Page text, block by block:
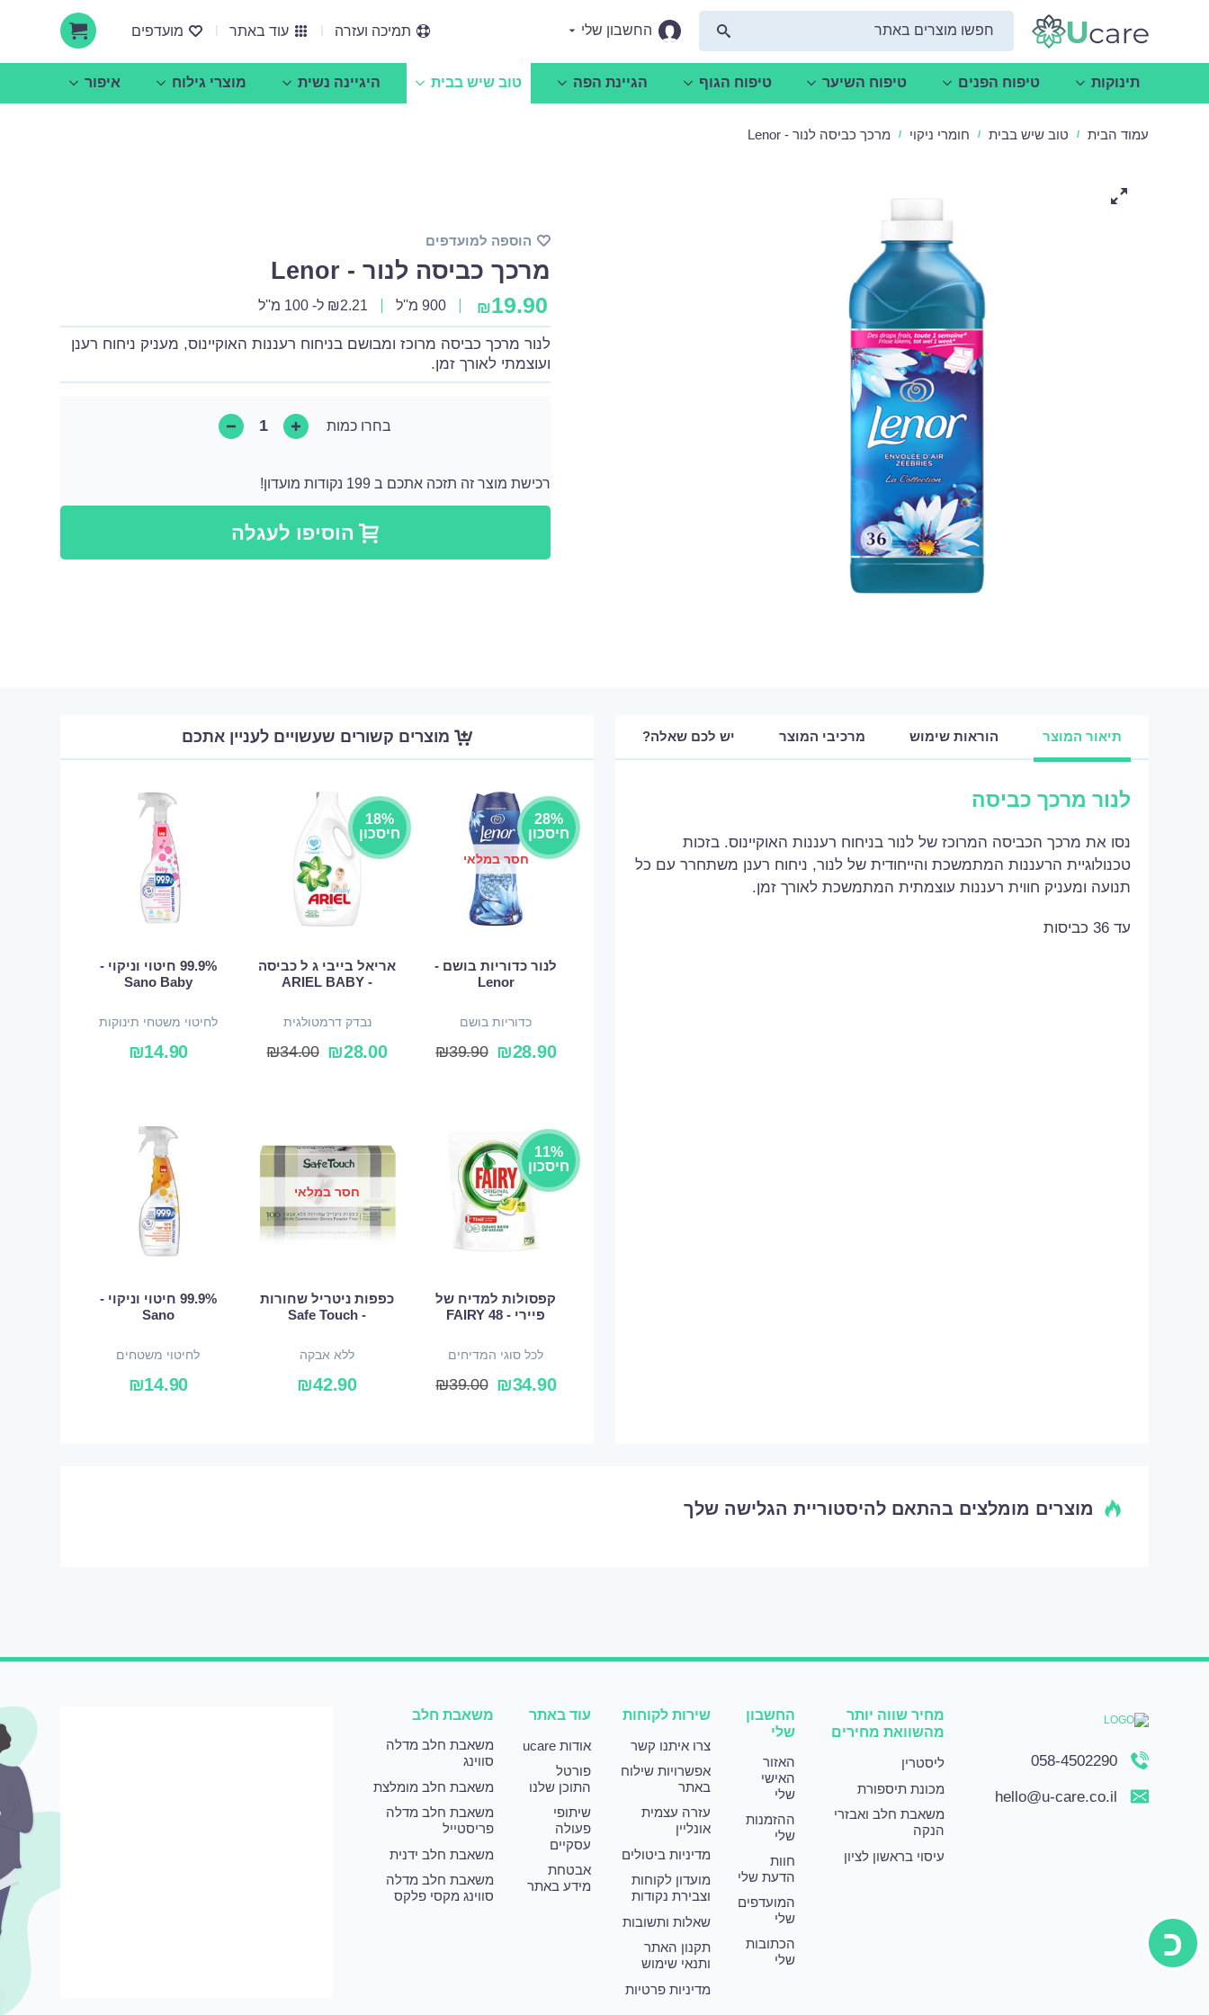
החשבון שלי תמיכה ועזרה עוד באתר מועדפים
תינוקות טיפוח הפנים טיפוח השיער טיפוח הגוף הגיינת הפה טוב שיש בבית היגיינה נשית מוצרי גילוח איפור
עמוד הבית / טוב שיש בבית / חומרי ניקוי / מרכך כביסה לנור - Lenor
הוספה למועדפים
מרכך כביסה לנור - Lenor
₪19.90 900 מ''ל ₪2.21 ל- 100 מ''ל
לנור מרכך כביסה מרוכז ומבושם בניחוח רעננות האוקיינוס, מעניק ניחוח רענן
ועוצמתי לאורך זמן.
בחרו כמות
רכישת מוצר זה תזכה אתכם ב 199 נקודות מועדון!
הוסיפו לעגלה
תיאור המוצר הוראות שימוש מרכיבי המוצר יש לכם שאלה?
לנור מרכך כביסה
נסו את מרכך הכביסה המרוכז של לנור בניחוח רעננות האוקיינוס. בזכות
טכנולוגיית הרעננות המתמשכת והייחודית של לנור, ניחוח רענן משתחרר עם כל
תנועה ומעניק חווית רעננות עוצמתית המתמשכת לאורך זמן.
עד 36 כביסות
מוצרים קשורים שעשויים לעניין אתכם
28%
חיסכון
חסר במלאי
לנור כדוריות בושם -
Lenor
כדוריות בושם
₪28.90
₪39.90
18%
חיסכון
אריאל בייבי ג ל כביסה
- ARIEL BABY
נבדק דרמטולגית
₪28.00
₪34.00
99.9% חיטוי וניקוי -
Sano Baby
לחיטוי משטחי תינוקות
₪14.90
11%
חיסכון
קפסולות למדיח של
פיירי - FAIRY 48
לכל סוגי המדיחים
₪34.90
₪39.00
חסר במלאי
כפפות ניטריל שחורות
- Safe Touch
ללא אבקה
₪42.90
99.9% חיטוי וניקוי -
Sano
לחיטוי משטחים
₪14.90
מוצרים מומלצים בהתאם להיסטוריית הגלישה שלך
058-4502290
hello@u-care.co.il
מחיר שווה יותר
מהשוואת מחירים
ליסטרין
מכונת תיספורת
משאבת חלב ואבזרי
הנקה
עיסוי בראשון לציון
החשבון
שלי
האזור
האישי
שלי
ההזמנות
שלי
חוות
הדעת שלי
המועדפים
שלי
הכתובות
שלי
שירות לקוחות
צרו איתנו קשר
אפשרויות שילוח
באתר
עזרה עצמית
אונליין
מדיניות ביטולים
מועדון לקוחות
וצבירת נקודות
שאלות ותשובות
תקנון האתר
ותנאי שימוש
מדיניות פרטיות
עוד באתר
אודות ucare
פורטל
התוכן שלנו
שיתופי
פעולה
עסקיים
אבטחת
מידע באתר
משאבת חלב
משאבת חלב מדלה
סווינג
משאבת חלב מומלצת
משאבת חלב מדלה
פריסטייל
משאבת חלב ידנית
משאבת חלב מדלה
סווינג מקסי פלקס
כ